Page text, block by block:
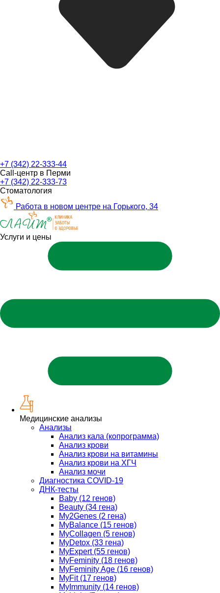
+7 (342) 22-333-44
Call-центр в Перми
+7 (342) 22-333-73
Стоматология
Работа в новом центре на Горького, 34
Услуги и цены
Медицинские анализы
Анализы
Анализ кала (копрограмма)
Анализ крови
Анализ крови на витамины
Анализ крови на ХГЧ
Анализ мочи
Диагностика COVID-19
ДНК-тесты
Baby (12 генов)
Beauty (34 гена)
My2Genes (2 гена)
MyBalance (15 генов)
MyCollagen (5 генов)
MyDetox (33 гена)
MyExpert (55 генов)
MyFeminity (18 генов)
MyFeminity Age (16 генов)
MyFit (17 генов)
MyImmunity (14 генов)